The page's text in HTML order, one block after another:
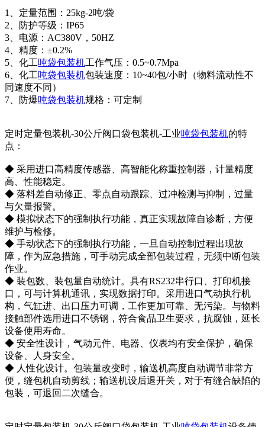
1、定量范围：25kg-2吨/袋
2、防护等级：IP65
3、电源：AC380V，50HZ
4、精度：±0.2%
5、化工吨袋包装机工作气压：0.5~0.7Mpa
6、化工吨袋包装机包装速度：10~40包/小时（物料流动性不
同速度不同）
7、防爆吨袋包装机规格：可定制
定时定量包装机-30公斤阀口袋包装机-工业吨袋包装机的特
点：
◆ 采用进口高精度传感器、高智能化称重控制器，计量精度
高、性能稳定。
◆ 落料差自动修正、零点自动跟踪、过冲检测与抑制，过量
与欠量报警。
◆ 模拟状态下的强制执行功能，真正实现故障自诊断，方便
维护与检修。
◆ 手动状态下的强制执行功能，一旦自动控制过程出现故
障，作为应急措施，可手动完成全部包装过程，无须中断包装
作业。
◆ 装包数、装包量自动统计。具有RS232串行口、打印机接
口，可与计算机通讯，实现数据打印。采用进口气动执行机
构，气缸进、出口压力可调，工作更加可靠、无污染。与物料
接触部件选用进口不锈钢，符合食品卫生要求，抗腐蚀，延长
设备使用寿命。
◆ 安全性设计，气动元件、电器、仪表均有安全保护，确保
设备、人身安全。
◆ 人性化设计。包装量改变时，输送机高度自动调节非常方
便，缝包机自动剪线；输送机设后退开关，对于有缝合缺陷的
包装，可退回二次缝合。